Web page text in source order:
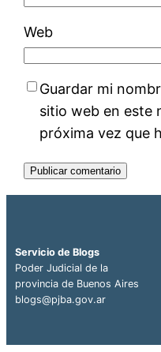
Web
Guardar mi
sitio web en este
próxima vez que
Servicio de Blogs
Poder Judicial de la
provincia de Buenos Aires
blogs@pjba.gov.ar